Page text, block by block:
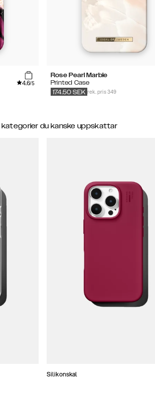
4.6/5
Rose Pearl Marble
Printed Case
rek. pris 349
174.50 SEK
kategorier du kanske uppskattar
Silikonskal